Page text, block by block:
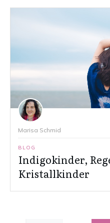
Marisa Schmid
BLOG
Indigokinder,
Kristallkinder